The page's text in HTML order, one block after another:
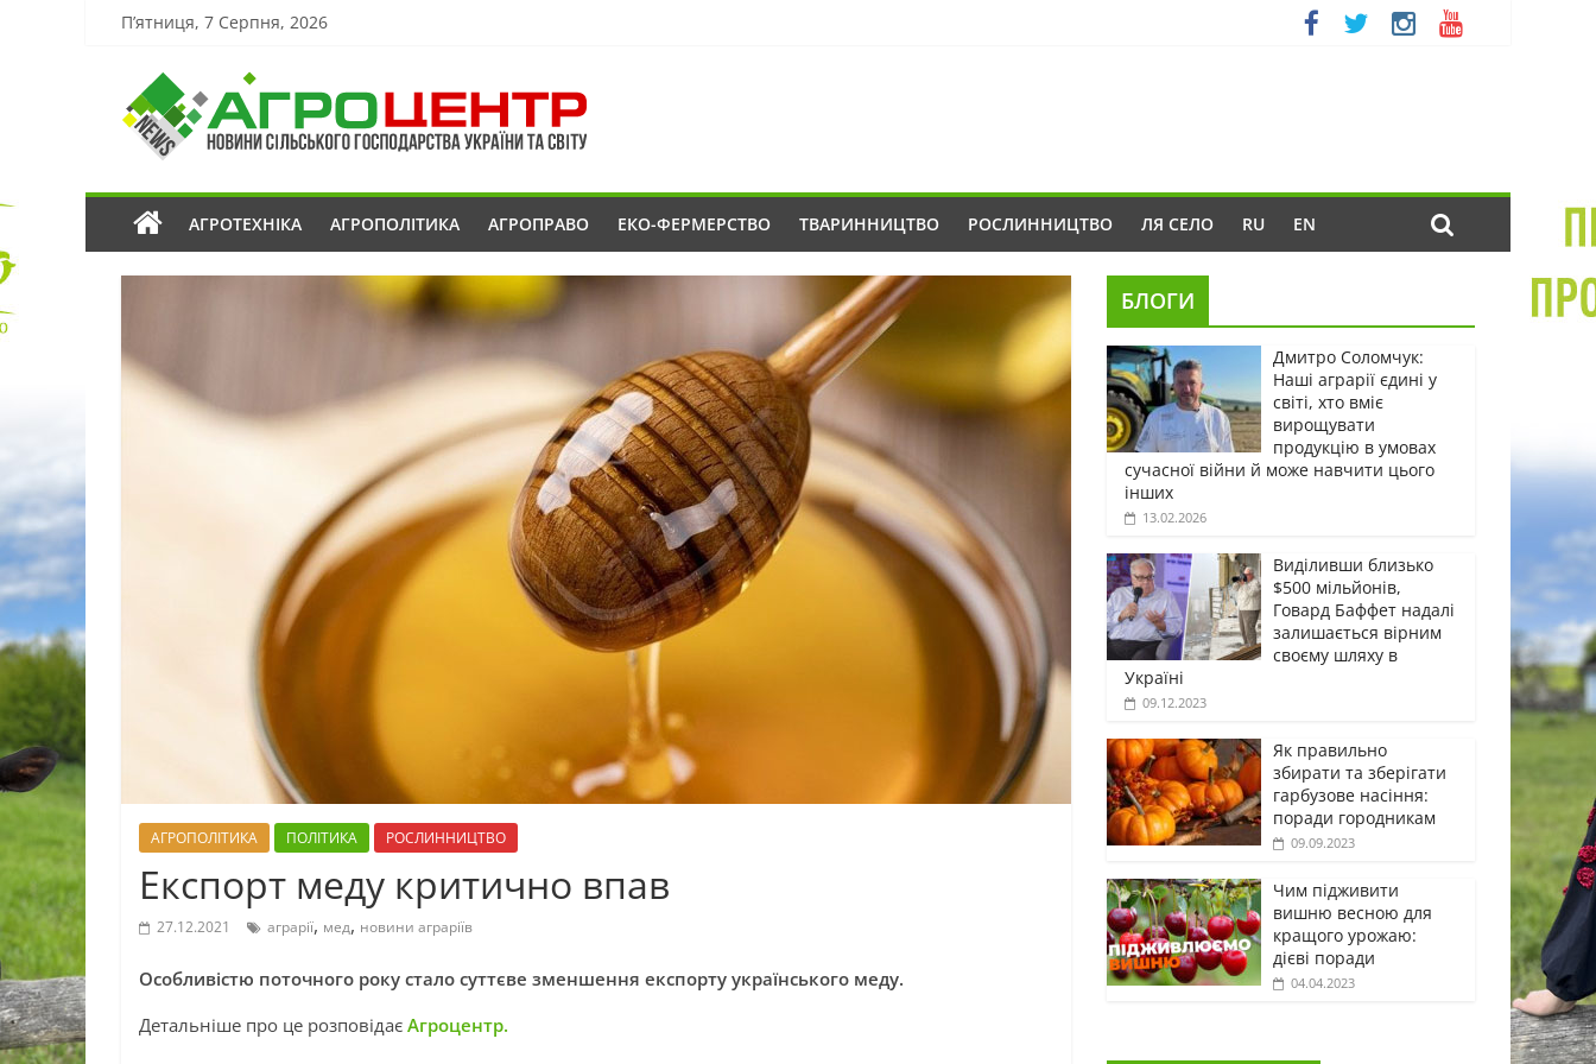
П’ятниця, 7 Серпня, 2026
АГРОТЕХНІКА АГРОПОЛІТИКА АГРОПРАВО ЕКО-ФЕРМЕРСТВО ТВАРИННИЦТВО РОСЛИННИЦТВО ЛЯ СЕЛО RU EN
АГРОПОЛІТИКА ПОЛІТИКА РОСЛИННИЦТВО
Експорт меду критично впав
27.12.2021 аграрії, мед, новини аграріїв
Особливістю поточного року стало суттєве зменшення експорту українського меду.
Детальніше про це розповідає Агроцентр.
БЛОГИ
Дмитро Соломчук:
Наші аграрії єдині у
світі, хто вміє
вирощувати
продукцію в умовах
сучасної війни й може навчити цього
інших
13.02.2026
Виділивши близько
$500 мільйонів,
Говард Баффет надалі
залишається вірним
своєму шляху в
Україні
09.12.2023
Як правильно
збирати та зберігати
гарбузове насіння:
поради городникам
09.09.2023
Чим підживити
вишню весною для
кращого урожаю:
дієві поради
04.04.2023